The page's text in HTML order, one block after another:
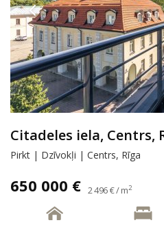
Citadeles iela, Centrs,
Pirkt | Dzīvokļi | Centrs, Rīga
650 000 € 2 496 € / m2